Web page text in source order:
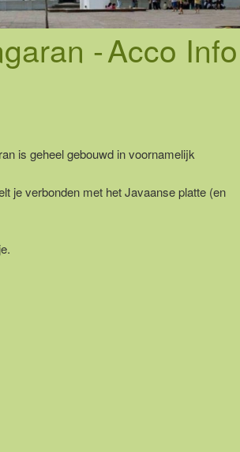
-Acco Info
is geheel gebouwd in voornamelijk
je verbonden met het Javaanse platte (en